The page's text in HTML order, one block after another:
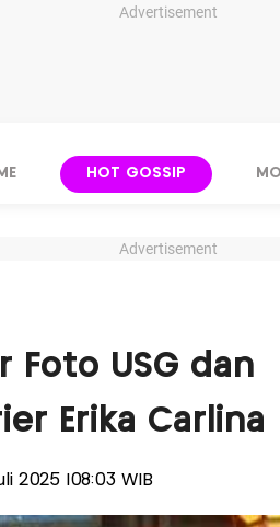
Advertisement
HOT GOSSIP
Advertisement
Foto USG dan
Erika Carlina
2025 |08:03 WIB